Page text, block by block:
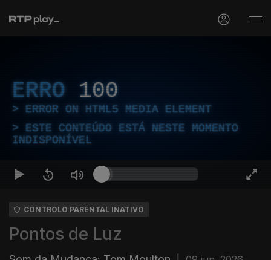
ERRO 100
ERROR ON HTML5 MEDIA ELEMENT
ESTE CONTEÚDO ESTÁ NESTE MOMENTO
INDISPONÍVEL
CONTROLO PARENTAL INATIVO
Pontos de Luz